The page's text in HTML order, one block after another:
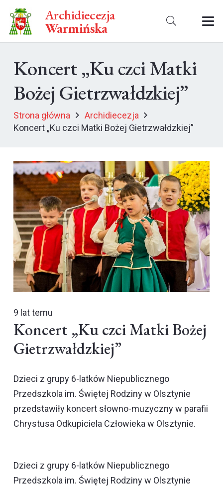
Archidiecezja
Warmińska
Koncert „Ku czci Matki
Bożej Gietrzwałdzkiej”
Strona główna
Archidiecezja
Koncert „Ku czci Matki Bożej Gietrzwałdzkiej”
9 lat temu
Koncert „Ku czci Matki Bożej
Gietrzwałdzkiej”
Dzieci z grupy 6-latków Niepublicznego
Przedszkola im. Świętej Rodziny w Olsztynie
przedstawiły koncert słowno-muzyczny w parafii
Chrystusa Odkupiciela Człowieka w Olsztynie.
Dzieci z grupy 6-latków Niepublicznego
Przedszkola im. Świętej Rodziny w Olsztynie